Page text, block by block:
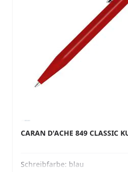
CARAN D'ACHE 849 CLASSIC
Schreibfarbe: blau